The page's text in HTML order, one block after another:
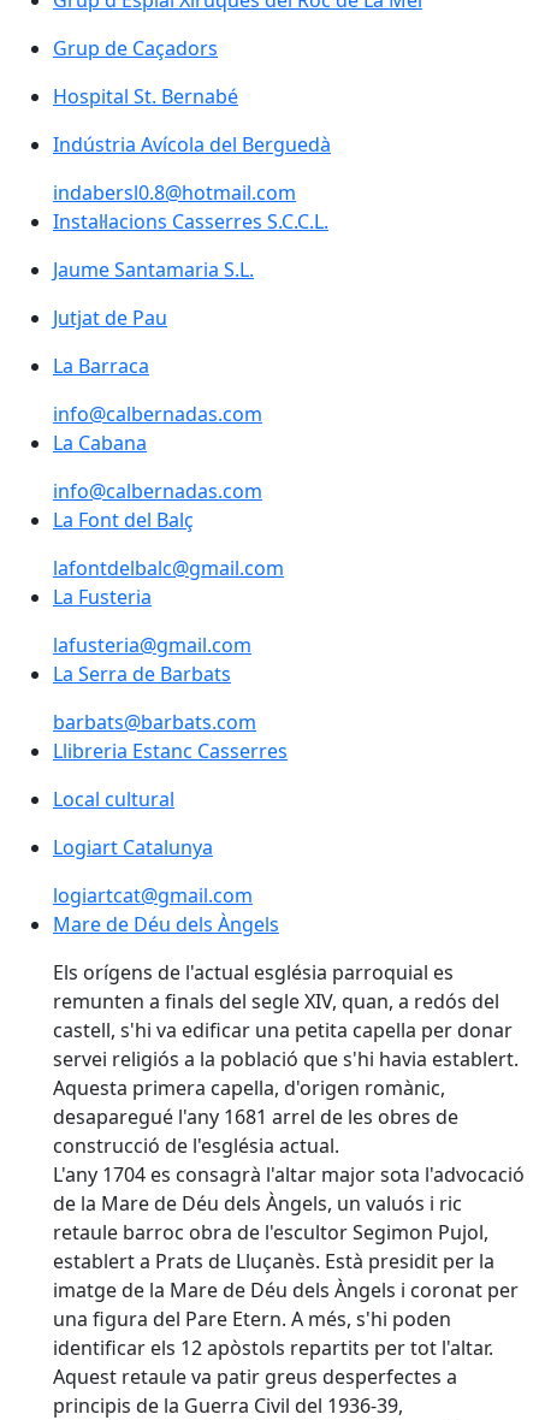
Grup de Caçadors
Hospital St. Bernabé
Indústria Avícola del Berguedà
Indústria Avícola del Berguedà
indabersl0.8@hotmail.com
Instal·lacions Casserres S.C.C.L.
Jaume Santamaria S.L.
Jutjat de Pau
Jutjat de Pau
La Barraca
La Barraca
info@calbernadas.com
La Cabana
La Cabana
info@calbernadas.com
La Font del Balç
lafontdelbalc@gmail.com
La Fusteria
La Fusteria
lafusteria@gmail.com
La Serra de Barbats
La Serra de Barbats
barbats@barbats.com
Llibreria Estanc Casserres
Local cultural
Logiart Catalunya
logiartcat@gmail.com
Mare de Déu dels Àngels
Mare de Déu dels Àngels
Els orígens de l'actual església parroquial es
remunten a finals del segle XIV, quan, a redós del
castell, s'hi va edificar una petita capella per donar
servei religiós a la població que s'hi havia establert.
Aquesta primera capella, d'origen romànic,
desaparegué l'any 1681 arrel de les obres de
construcció de l'església actual.
L'any 1704 es consagrà l'altar major sota l'advocació
de la Mare de Déu dels Àngels, un valuós i ric
retaule barroc obra de l'escultor Segimon Pujol,
establert a Prats de Lluçanès. Està presidit per la
imatge de la Mare de Déu dels Àngels i coronat per
una figura del Pare Etern. A més, s'hi poden
identificar els 12 apòstols repartits per tot l'altar.
Aquest retaule va patir greus desperfectes a
principis de la Guerra Civil del 1936-39,